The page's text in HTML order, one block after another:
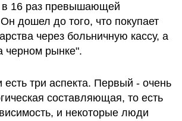
в 16 раз превышающей
дошел до того, что покупает
через больничную кассу, а
черном рынке".
есть три аспекта. Первый - очень
составляющая, то есть
и некоторые люди